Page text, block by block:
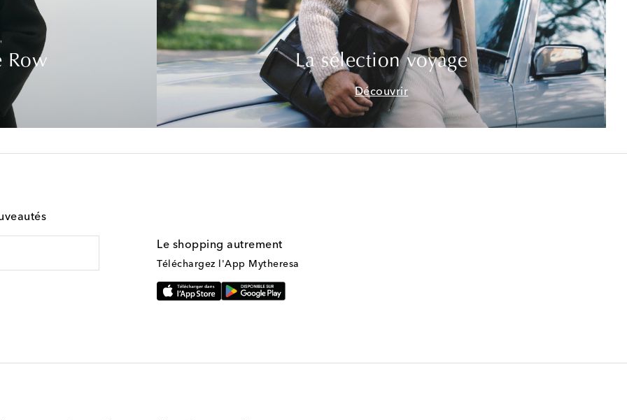
Row La sélection voyage
Découvrir
Le shopping autrement
Téléchargez l'App Mytheresa